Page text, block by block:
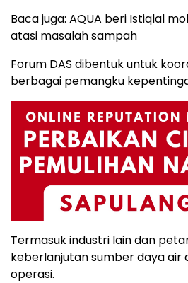
Baca juga: AQUA beri Istiqlal
atasi masalah sampah
Forum DAS dibentuk untuk
berbagai pemangku
Termasuk industri lain dan
keberlanjutan sumber daya air
operasi.